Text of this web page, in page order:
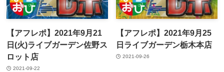
【アフレポ】2021年9月21
日(火)ライブガーデン佐野ス
ロット店
2021-09-22
【アフレポ】2021年9月25
日ライブガーデン栃木本店
2021-09-26